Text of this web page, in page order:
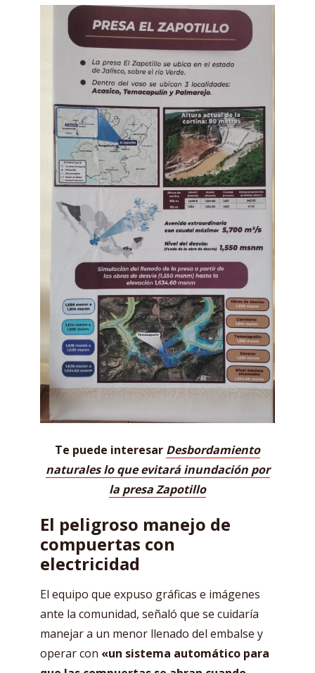
Te puede interesar Desbordamiento
naturales lo que evitará inundación por
la presa Zapotillo
El peligroso manejo de
compuertas con
electricidad
El equipo que expuso gráficas e imágenes
ante la comunidad, señaló que se cuidaría
manejar a un menor llenado del embalse y
operar con «un sistema automático para